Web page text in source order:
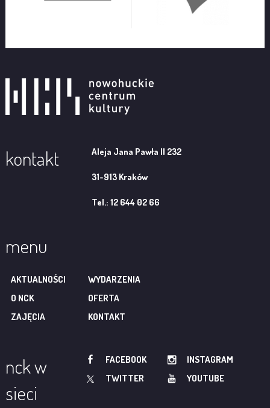
kontakt Aleja Jana Pawła II 232
31-913 Kraków
Tel.: 12 644 02 66
menu
AKTUALNOŚCI
WYDARZENIA
O NCK
OFERTA
ZAJĘCIA
KONTAKT
nck w
sieci
FACEBOOK
INSTAGRAM
TWITTER
YOUTUBE